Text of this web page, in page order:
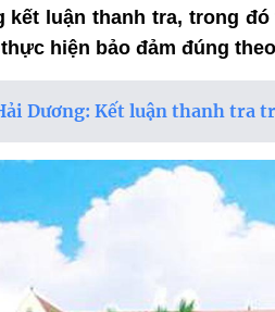
kết luận thanh tra, trong
hiện bảo đảm đúng
Dương: Kết luận thanh tra